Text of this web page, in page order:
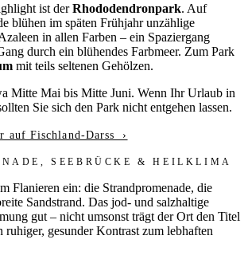
ist derRhododendronpark. Auf
blühen im späten Frühjahr unzählige
in allen Farben – ein Spaziergang
durch ein blühendes Farbmeer. Zum Park
mit teils seltenen Gehölzen.
Mitte Mai bis Mitte Juni. Wenn Ihr Urlaub in
Sie sich den Park nicht entgehen lassen.
auf Fischland-Darss ›
SEEBRÜCKE & HEILKLIMA
Flanieren ein: die Strandpromenade, die
Sandstrand. Das jod- und salzhaltige
gut – nicht umsonst trägt der Ort den Titel
ruhiger, gesunder Kontrast zum lebhaften